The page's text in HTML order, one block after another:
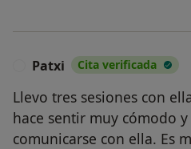
Patxi Cita verificada
Llevo tres sesiones con
hace sentir muy cómodo
comunicarse con ella. Es